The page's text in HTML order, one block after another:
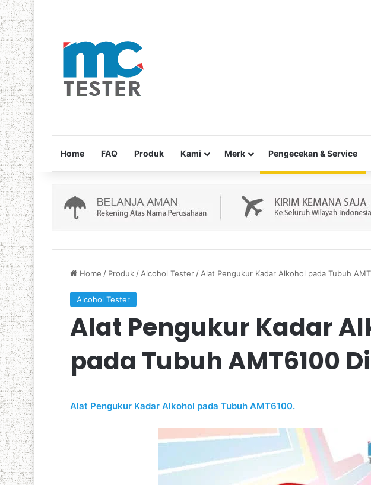
Home FAQ Produk Kami Merk Pengecekan & Service
Home / Produk / Alcohol Tester / Alat Pengukur Kadar Alkohol pada Tubuh
Alcohol Tester
Alat Pengukur Kadar
pada Tubuh AMT6100
Alat Pengukur Kadar Alkohol pada Tubuh AMT6100.